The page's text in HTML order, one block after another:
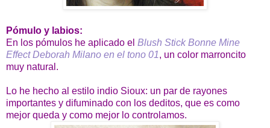
Pómulo y labios:
En los pómulos he aplicado el Blush Stick Bonne Mine
Effect Deborah Milano en el tono 01, un color marroncito
muy natural.
Lo he hecho al estilo indio Sioux: un par de rayones
importantes y difuminado con los deditos, que es como
mejor queda y como mejor lo controlamos.